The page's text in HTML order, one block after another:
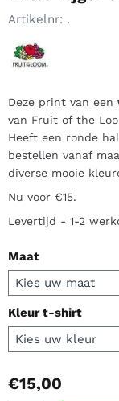
Artikelnr: .
Deze print van een
van Fruit of the
Heeft een ronde
bestellen vanaf
diverse mooie
Nu voor €15.
Levertijd - 1-2
Maat
Kleur t-shirt
€15,00